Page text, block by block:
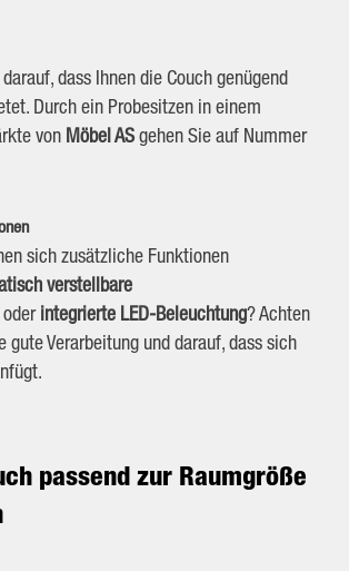
dass Ihnen die Couch genügend
Durch ein Probesitzen in einem
von Möbel ASgehen Sie auf Nummer
sich zusätzliche Funktionen
verstellbare
oderintegrierte LED-Beleuchtung? Achten
gute Verarbeitung und darauf, dass sich
passend zur Raumgröße